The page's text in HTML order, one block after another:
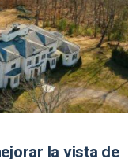
la vista de